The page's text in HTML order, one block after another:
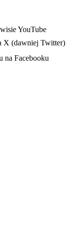
YouTube
X (dawniej Twitter)
na Facebooku